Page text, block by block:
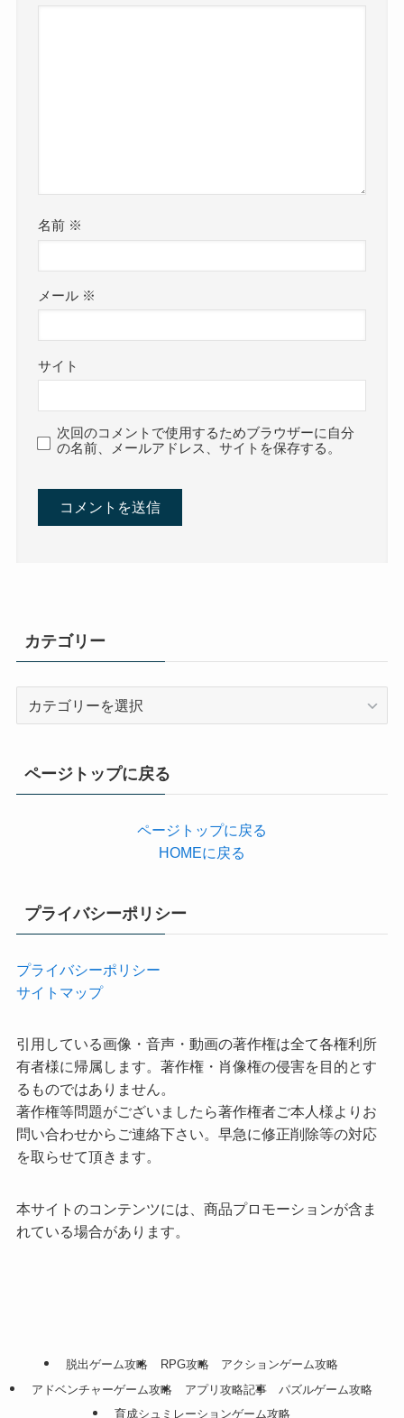
名前 ※
メール ※
サイト
次回のコメントで使用するためブラウザーに自分
の名前、メールアドレス、サイトを保存する。
カテゴリー
ページトップに戻る
ページトップに戻る
HOMEに戻る
プライバシーポリシー
プライバシーポリシー
サイトマップ
引用している画像・音声・動画の著作権は全て各権利所
有者様に帰属します。著作権・肖像権の侵害を目的とす
るものではありません。
著作権等問題がございましたら著作権者ご本人様よりお
問い合わせからご連絡下さい。早急に修正削除等の対応
を取らせて頂きます。
本サイトのコンテンツには、商品プロモーションが含ま
れている場合があります。
脱出ゲーム攻略 RPG攻略
アクションゲーム攻略
アドベンチャーゲーム攻略
アプリ攻略記事
パズルゲーム攻略
育成シュミレーションゲーム攻略